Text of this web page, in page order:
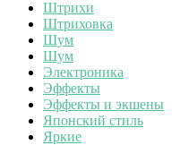
Штрихи
Штриховка
Шум
Шум
Электроника
Эффекты
Эффекты и экшены
Японский стиль
Яркие